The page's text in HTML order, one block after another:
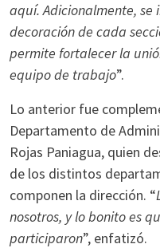
aquí. Adicionalmente,
decoración de cada
permite fortalecer la
equipo de trabajo”.
Lo anterior fue
Departamento de
Rojas Paniagua, quien
de los distintos
componen la dirección. “
nosotros, y lo bonito es
participaron”, enfatizó.